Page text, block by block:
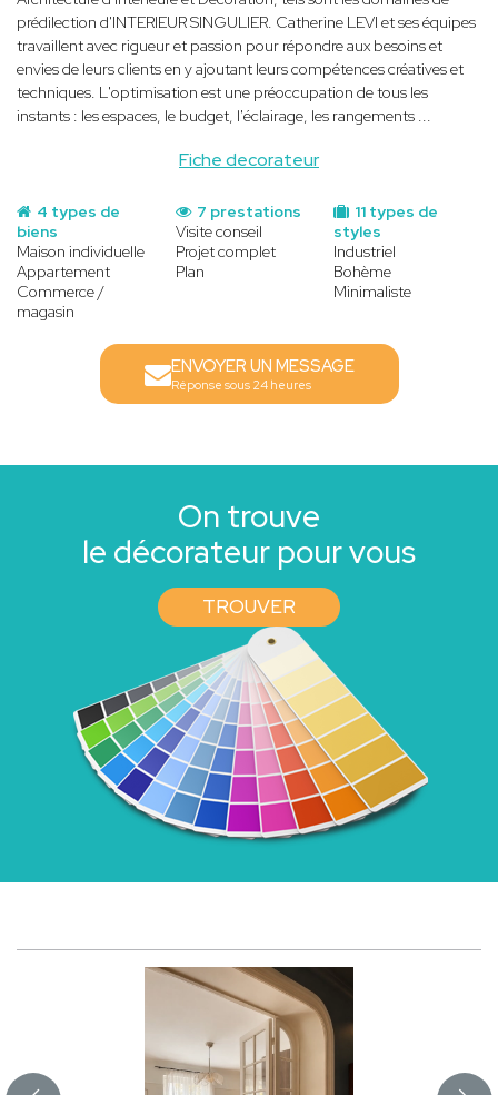
Fiche decorateur
prédilection d'INTERIEUR SINGULIER. Catherine LEVI et ses équipes
travaillent avec rigueur et passion pour répondre aux besoins et
envies de leurs clients en y ajoutant leurs compétences créatives et
techniques. L'optimisation est une préoccupation de tous les
instants : les espaces, le budget, l'éclairage, les rangements ...
4 types de
biens
Maison individuelle
Appartement
Commerce /
magasin
11 types de
styles
Industriel
Bohème
Minimaliste
7 prestations
Visite conseil
Projet complet
Plan
ENVOYER UN MESSAGE
Réponse sous 24 heures
On trouve
le décorateur pour vous
TROUVER